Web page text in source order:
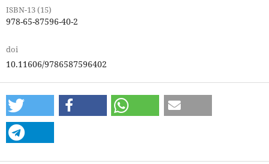
ISBN-13 (15)
978-65-87596-40-2
doi
10.11606/9786587596402